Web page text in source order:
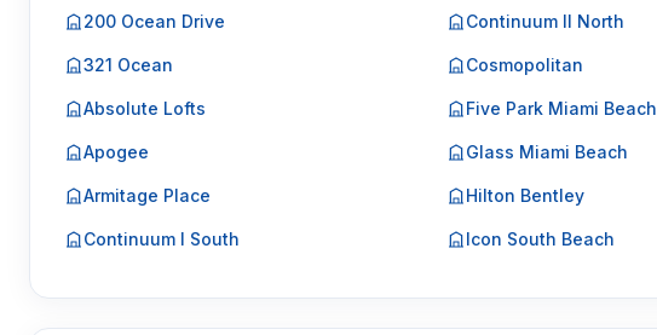
200 Ocean Drive
321 Ocean
Absolute Lofts
Apogee
Armitage Place
Continuum I South
Continuum II North
Cosmopolitan
Five Park Miami Beach
Glass Miami Beach
Hilton Bentley
Icon South Beach